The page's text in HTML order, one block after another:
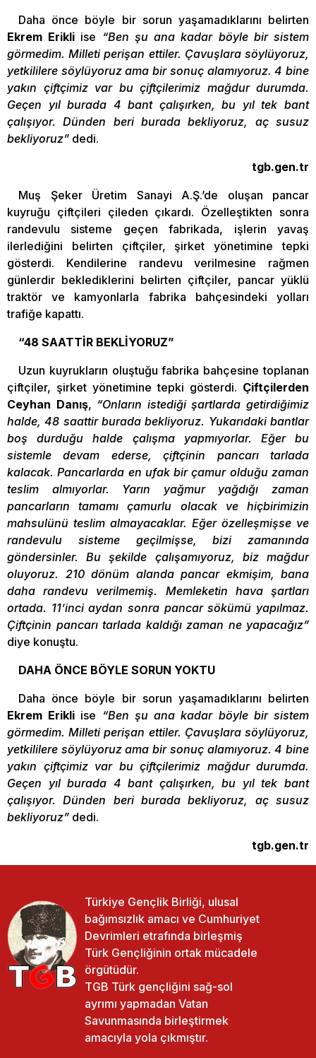
Daha önce böyle bir sorun yaşamadıklarını belirten
Ekrem Erikli ise “Ben şu ana kadar böyle bir sistem
görmedim. Milleti perişan ettiler. Çavuşlara söylüyoruz,
yetkililere söylüyoruz ama bir sonuç alamıyoruz. 4 bine
yakın çiftçimiz var bu çiftçilerimiz mağdur durumda.
Geçen yıl burada 4 bant çalışırken, bu yıl tek bant
çalışıyor. Dünden beri burada bekliyoruz, aç susuz
bekliyoruz” dedi.
tgb.gen.tr
Muş Şeker Üretim Sanayi A.Ş.’de oluşan pancar
kuyruğu çiftçileri çileden çıkardı. Özelleştikten sonra
randevulu sisteme geçen fabrikada, işlerin yavaş
ilerlediğini belirten çiftçiler, şirket yönetimine tepki
gösterdi. Kendilerine randevu verilmesine rağmen
günlerdir beklediklerini belirten çiftçiler, pancar yüklü
traktör ve kamyonlarla fabrika bahçesindeki yolları
trafiğe kapattı.
“48 SAATTİR BEKLİYORUZ”
Uzun kuyrukların oluştuğu fabrika bahçesine toplanan
çiftçiler, şirket yönetimine tepki gösterdi. Çiftçilerden
Ceyhan Danış, “Onların istediği şartlarda getirdiğimiz
halde, 48 saattir burada bekliyoruz. Yukarıdaki bantlar
boş durduğu halde çalışma yapmıyorlar. Eğer bu
sistemle devam ederse, çiftçinin pancarı tarlada
kalacak. Pancarlarda en ufak bir çamur olduğu zaman
teslim almıyorlar. Yarın yağmur yağdığı zaman
pancarların tamamı çamurlu olacak ve hiçbirimizin
mahsulünü teslim almayacaklar. Eğer özelleşmişse ve
randevulu sisteme geçilmişse, bizi zamanında
göndersinler. Bu şekilde çalışamıyoruz, biz mağdur
oluyoruz. 210 dönüm alanda pancar ekmişim, bana
daha randevu verilmemiş. Memleketin hava şartları
ortada. 11’inci aydan sonra pancar sökümü yapılmaz.
Çiftçinin pancarı tarlada kaldığı zaman ne yapacağız”
diye konuştu.
DAHA ÖNCE BÖYLE SORUN YOKTU
Daha önce böyle bir sorun yaşamadıklarını belirten
Ekrem Erikli ise “Ben şu ana kadar böyle bir sistem
görmedim. Milleti perişan ettiler. Çavuşlara söylüyoruz,
yetkililere söylüyoruz ama bir sonuç alamıyoruz. 4 bine
yakın çiftçimiz var bu çiftçilerimiz mağdur durumda.
Geçen yıl burada 4 bant çalışırken, bu yıl tek bant
çalışıyor. Dünden beri burada bekliyoruz, aç susuz
bekliyoruz” dedi.
tgb.gen.tr
Türkiye Gençlik Birliği, ulusal
bağımsızlık amacı ve Cumhuriyet
Devrimleri etrafında birleşmiş
Türk Gençliğinin ortak mücadele
örgütüdür.
TGB Türk gençliğini sağ-sol
ayrımı yapmadan Vatan
Savunmasında birleştirmek
amacıyla yola çıkmıştır.